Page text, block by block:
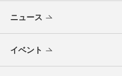
ニュース
イベント